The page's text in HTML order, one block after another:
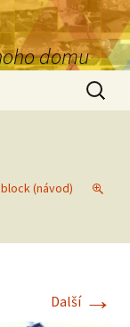
domu
(návod)
Další →